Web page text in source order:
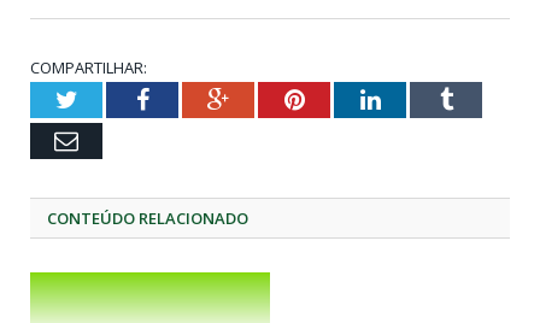
COMPARTILHAR:
TwitterFacebookGoogle+PinterestLinkedInTumblr
Email
CONTEÚDO RELACIONADO